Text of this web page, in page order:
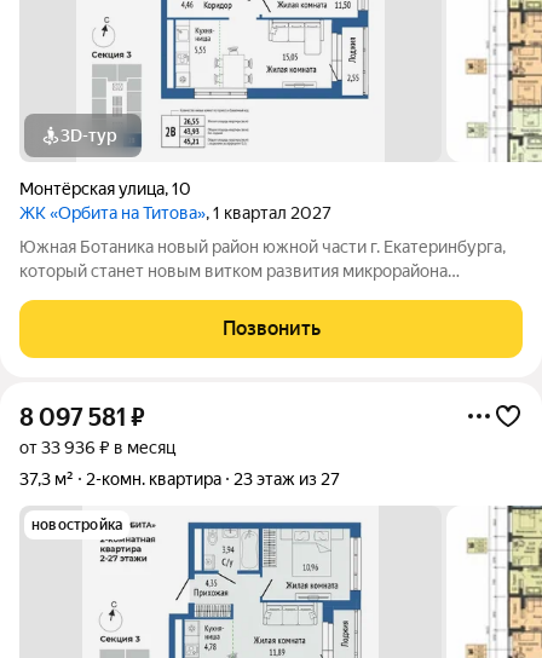
3D-тур
Монтёрская улица,10
ЖК «Орбита на Титова», 1 квартал 2027
Южная Ботаника новый район южной части г. Екатеринбурга,
который станет новым витком развития микрорайона
фонтаном, центральная площадь с арт-объектом «Водное
зеркало», более 1000 растений на
Позвонить
8 097 581 ₽
от 33 936 ₽ в месяц
37,3 м²
2-комн. квартира 23 этаж из 27
новостройка